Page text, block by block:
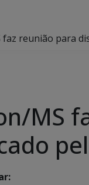
faz reunião para
MS